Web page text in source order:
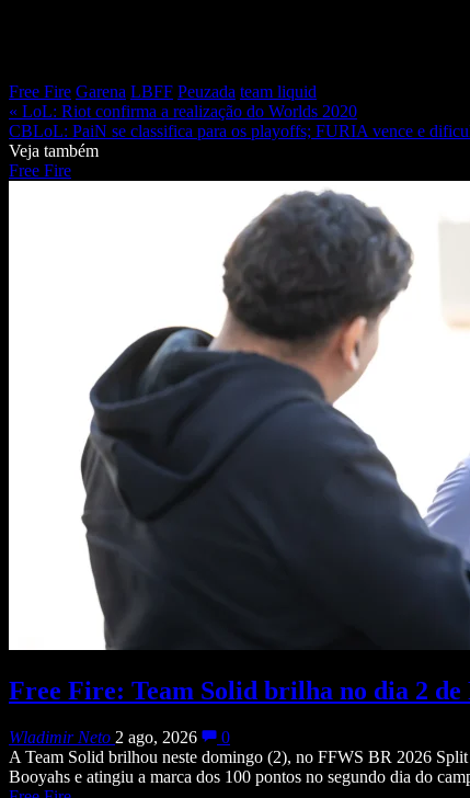
Free Fire Garena LBFF Peuzada team liquid
« LoL: Riot confirma a realização do Worlds 2020
CBLoL: PaiN se classifica para os playoffs; FURIA vence e
Veja também
Free Fire
Free Fire: Team Solid brilha no dia 2
Wladimir Neto 2 ago, 2026
0
A Team Solid brilhou neste domingo (2), no FFWS BR 2026
Booyahs e atingiu a marca dos 100 pontos no segundo dia do